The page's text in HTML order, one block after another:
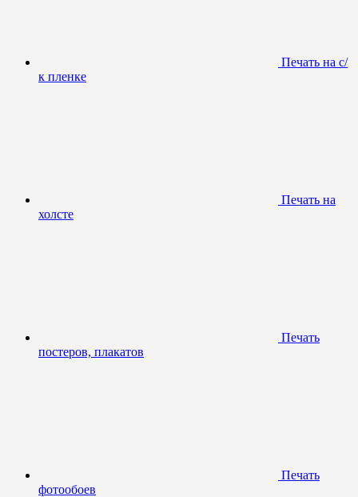
Печать на с/
к пленке
Печать на
холсте
Печать
постеров, плакатов
Печать
фотообоев